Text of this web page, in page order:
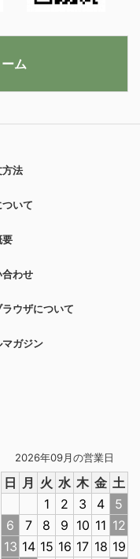
2026年09月の営業日
日 月 火 水 木 金 土
1
2 3 4
5
6
7 8 9 10 11 12
13 14 15 16 17 18 19
方法
いて
要
合わせ
ウザについて
マガジン
ム